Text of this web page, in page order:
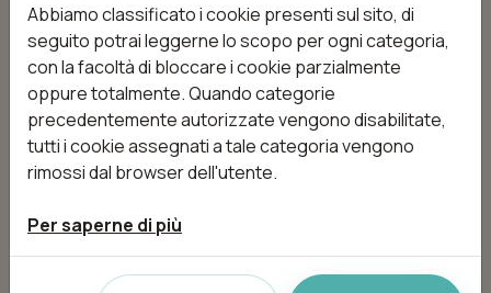
COPERTURA GEL SULLA
PROPRIA LUNGHEZZA
da 30,00 € 45min
Abbiamo classificato i cookie presenti sul sito, di
seguito potrai leggerne lo scopo per ogni categoria,
con la facoltà di bloccare i cookie parzialmente
oppure totalmente. Quando categorie
precedentemente autorizzate vengono disabilitate,
tutti i cookie assegnati a tale categoria vengono
rimossi dal browser dell'utente.
Per saperne di più